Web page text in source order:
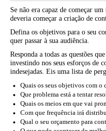
Se não era capaz de começar
deveria começar a criação de
Defina os objetivos para o seu
quer passar à sua audiência.
Responda a todas as questões
investindo nos seus esforços de
indesejadas. Eis uma lista de
Quais os seus objetivos com o
Que problema está a tentar
Quais os meios em que vai
Com que frequência irá
Qual o seu orçamento para